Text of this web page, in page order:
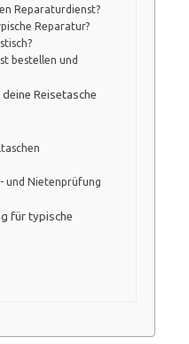
Reparaturdienst?
Reparatur?
bestellen und
Reisetasche
und Nietenprüfung
für typische